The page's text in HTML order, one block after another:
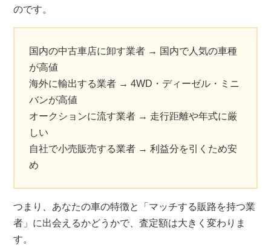
のです。
国内の中古車店に卸す業者 → 国内で人気の車種
が高値
海外に輸出する業者 → 4WD・ディーゼル・ミニ
バンが高値
オークションに流す業者 → 走行距離や年式に厳
しい
自社で小売販売する業者 → 利益分を引くため安
め
つまり、あなたの車の特徴と「マッチする販路を持つ業
者」に出会えるかどうかで、査定額は大きく変わりま
す。